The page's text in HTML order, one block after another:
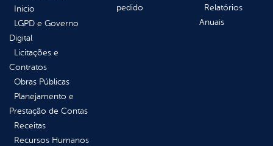
Inicio
LGPD e Governo
Digital
Licitações e
Contratos
Obras Públicas
Planejamento e
Prestação de Contas
Receitas
Recursos Humanos
pedido
Relatórios
Anuais